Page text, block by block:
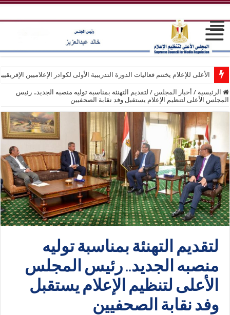
الأعلى للإعلام يختتم فعاليات الدورة التدريبية الأولى لكوادر الإعلاميين
الرئيسية / أخبار المجلس / لتقديم التهنئة بمناسبة توليه منصبه الجديد.. رئيس
المجلس الأعلى لتنظيم الإعلام يستقبل وفد نقابة الصحفيين
لتقديم التهنئة بمناسبة توليه
منصبه الجديد.. رئيس المجلس
الأعلى لتنظيم الإعلام يستقبل
وفد نقابة الصحفيين